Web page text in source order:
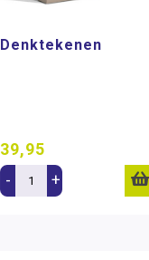
Denktekenen
39,95
- +